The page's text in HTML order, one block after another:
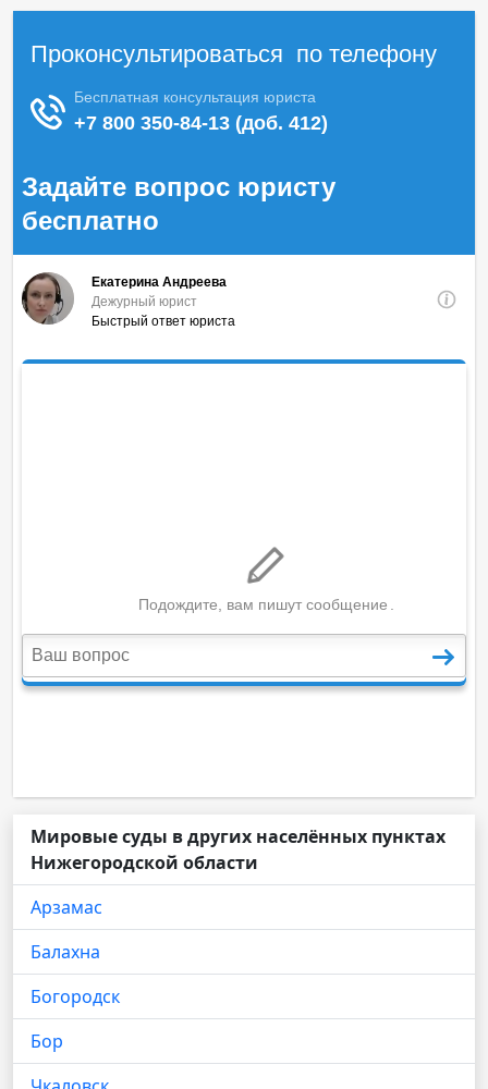
Мировые суды в других населённых пунктах
Нижегородской области
Арзамас
Балахна
Богородск
Бор